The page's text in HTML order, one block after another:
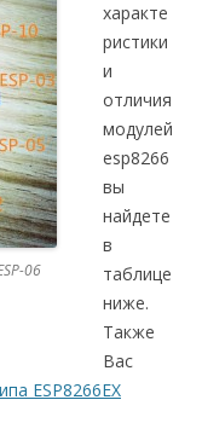
06
характе
ристики
и
отличия
модулей
esp8266
вы
найдете
в
таблице
ниже.
Также
Вас
ESP8266EX